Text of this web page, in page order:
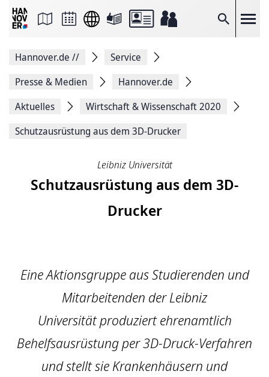
Suche
Seite
Facebook
teilen
Seitenlink
Seite
Hannover.de //
Service
Presse & Medien
Hannover.de
Aktuelles
Wirtschaft & Wissenschaft 2020
Schutzausrüstung aus dem 3D-Drucker
Leibniz Universität
Schutzausrüstung aus dem 3D-
Drucker
Eine Aktionsgruppe aus Studierenden und
Mitarbeitenden der Leibniz
Universität produziert ehrenamtlich
Behelfsausrüstung per 3D-Druck-Verfahren
und stellt sie Krankenhäusern und